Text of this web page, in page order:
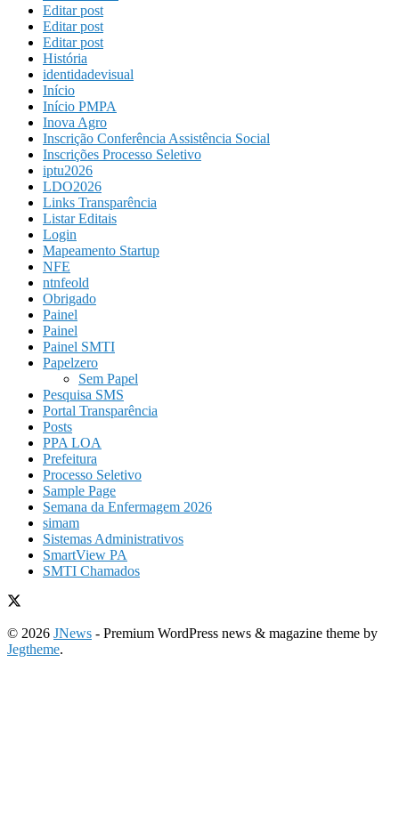
Editar post
Editar post
Editar post
História
identidadevisual
Início
Início PMPA
Inova Agro
Inscrição Conferência Assistência Social
Inscrições Processo Seletivo
iptu2026
LDO2026
Links Transparência
Listar Editais
Login
Mapeamento Startup
NFE
ntnfeold
Obrigado
Painel
Painel
Painel SMTI
Papelzero
Sem Papel
Pesquisa SMS
Portal Transparência
Posts
PPA LOA
Prefeitura
Processo Seletivo
Sample Page
Semana da Enfermagem 2026
simam
Sistemas Administrativos
SmartView PA
SMTI Chamados
© 2026 JNews - Premium WordPress news & magazine theme by
Jegtheme.